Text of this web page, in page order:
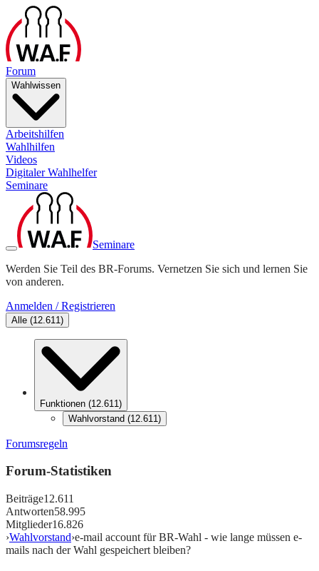
Forum
Wahlwissen
Arbeitshilfen
Wahlhilfen
Videos
Digitaler Wahlhelfer
Seminare
Seminare
Werden Sie Teil des BR-Forums. Vernetzen Sie sich und lernen Sie
von anderen.
Anmelden / Registrieren
Alle (12.611)
Funktionen (12.611)
Wahlvorstand (12.611)
Forumsregeln
Forum-Statistiken
Beiträge12.611
Antworten58.995
Mitglieder16.826
›Wahlvorstand›e-mail account für BR-Wahl - wie lange müssen e-
mails nach der Wahl gespeichert bleiben?